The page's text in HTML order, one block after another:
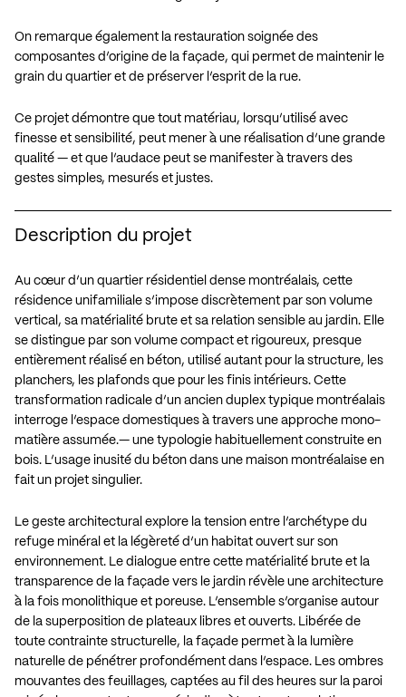
On remarque également la restauration soignée des
composantes d’origine de la façade, qui permet de maintenir le
grain du quartier et de préserver l’esprit de la rue.
Ce projet démontre que tout matériau, lorsqu’utilisé avec
finesse et sensibilité, peut mener à une réalisation d’une grande
qualité — et que l’audace peut se manifester à travers des
gestes simples, mesurés et justes.
Description du projet
Au cœur d’un quartier résidentiel dense montréalais, cette
résidence unifamiliale s’impose discrètement par son volume
vertical, sa matérialité brute et sa relation sensible au jardin. Elle
se distingue par son volume compact et rigoureux, presque
entièrement réalisé en béton, utilisé autant pour la structure, les
planchers, les plafonds que pour les finis intérieurs. Cette
transformation radicale d’un ancien duplex typique montréalais
interroge l’espace domestiques à travers une approche mono-
matière assumée.— une typologie habituellement construite en
bois. L’usage inusité du béton dans une maison montréalaise en
fait un projet singulier.
Le geste architectural explore la tension entre l’archétype du
refuge minéral et la légèreté d’un habitat ouvert sur son
environnement. Le dialogue entre cette matérialité brute et la
transparence de la façade vers le jardin révèle une architecture
à la fois monolithique et poreuse. L’ensemble s’organise autour
de la superposition de plateaux libres et ouverts. Libérée de
toute contrainte structurelle, la façade permet à la lumière
naturelle de pénétrer profondément dans l’espace. Les ombres
mouvantes des feuillages, captées au fil des heures sur la paroi